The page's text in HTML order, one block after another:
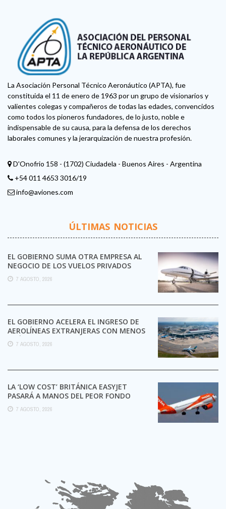
La Asociación Personal Técnico Aeronáutico (APTA), fue
constituida el 11 de enero de 1963 por un grupo de visionarios y
valientes colegas y compañeros de todas las edades, convencidos
como todos los pioneros fundadores, de lo justo, noble e
indispensable de su causa, para la defensa de los derechos
laborales comunes y la jerarquización de nuestra profesión.
D'Onofrio 158 - (1702) Ciudadela - Buenos Aires - Argentina
+54 011 4653 3016/19
info@aviones.com
ÚLTIMAS NOTICIAS
EL GOBIERNO SUMA OTRA EMPRESA AL
NEGOCIO DE LOS VUELOS PRIVADOS
7 AGOSTO, 2026
EL GOBIERNO ACELERA EL INGRESO DE
AEROLÍNEAS EXTRANJERAS CON MENOS
TRÁMITES
7 AGOSTO, 2026
LA ‘LOW COST’ BRITÁNICA EASYJET
PASARÁ A MANOS DEL PEOR FONDO
POSIBLE:
7 AGOSTO, 2026